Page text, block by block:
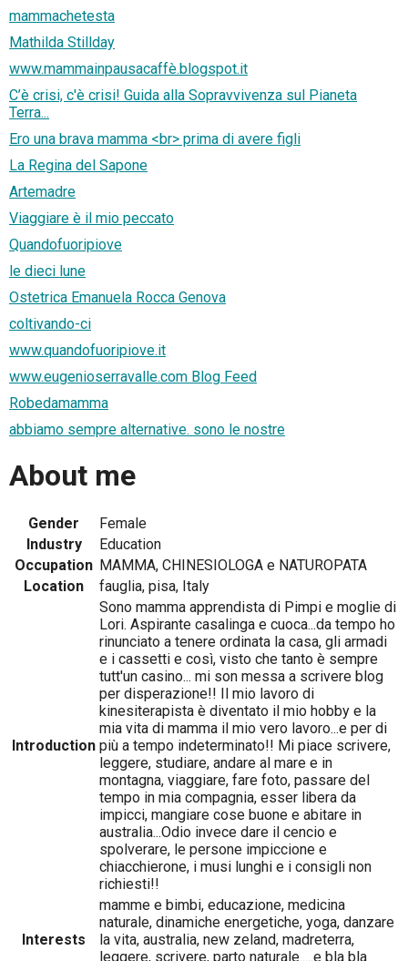
mammachetesta
Mathilda Stillday
www.mammainpausacaffè.blogspot.it
C’è crisi, c'è crisi! Guida alla Sopravvivenza sul Pianeta
Terra...
Ero una brava mamma <br> prima di avere figli
La Regina del Sapone
Artemadre
Viaggiare è il mio peccato
Quandofuoripiove
le dieci lune
Ostetrica Emanuela Rocca Genova
coltivando-ci
www.quandofuoripiove.it
www.eugenioserravalle.com Blog Feed
Robedamamma
abbiamo sempre alternative. sono le nostre
About me
Gender
Female
Industry
Education
Occupation MAMMA, CHINESIOLOGA e NATUROPATA
Location
fauglia, pisa, Italy
Introduction
Sono mamma apprendista di Pimpi e moglie di
Lori. Aspirante casalinga e cuoca...da tempo ho
rinunciato a tenere ordinata la casa, gli armadi
e i cassetti e così, visto che tanto è sempre
tutt'un casino... mi son messa a scrivere blog
per disperazione!! Il mio lavoro di
kinesiterapista è diventato il mio hobby e la
mia vita di mamma il mio vero lavoro...e per di
più a tempo indeterminato!! Mi piace scrivere,
leggere, studiare, andare al mare e in
montagna, viaggiare, fare foto, passare del
tempo in mia compagnia, esser libera da
impicci, mangiare cose buone e abitare in
australia...Odio invece dare il cencio e
spolverare, le persone impiccione e
chiacchierone, i musi lunghi e i consigli non
richiesti!!
Interests
mamme e bimbi, educazione, medicina
naturale, dinamiche energetiche, yoga, danzare
la vita, australia, new zeland, madreterra,
leggere, scrivere, parto naturale.....e bla bla